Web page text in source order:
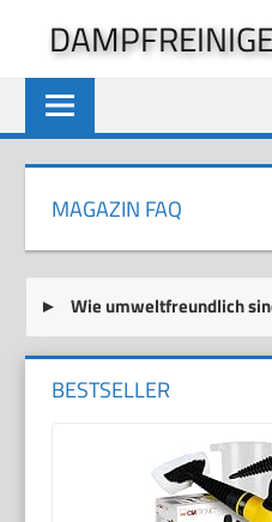
springen
MAGAZIN FAQ
Wie umweltfreundlich
BESTSELLER